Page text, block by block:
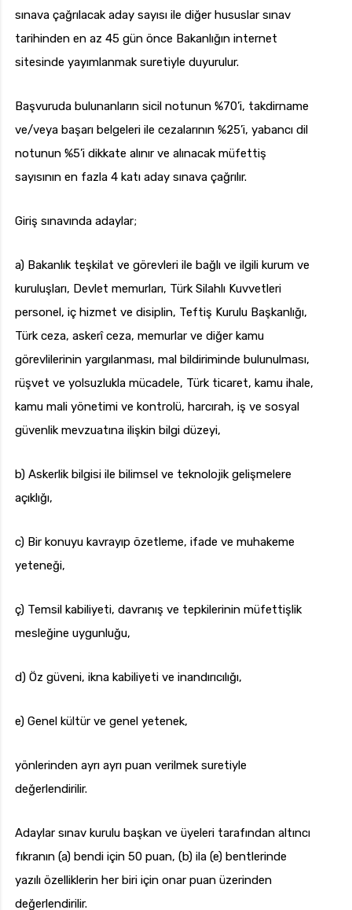
sınava çağrılacak aday sayısı ile diğer hususlar sınav
tarihinden en az 45 gün önce Bakanlığın internet
sitesinde yayımlanmak suretiyle duyurulur.
Başvuruda bulunanların sicil notunun %70’i, takdirname
ve/veya başarı belgeleri ile cezalarının %25’i, yabancı dil
notunun %5’i dikkate alınır ve alınacak müfettiş
sayısının en fazla 4 katı aday sınava çağrılır.
Giriş sınavında adaylar;
a) Bakanlık teşkilat ve görevleri ile bağlı ve ilgili kurum ve
kuruluşları, Devlet memurları, Türk Silahlı Kuvvetleri
personel, iç hizmet ve disiplin, Teftiş Kurulu Başkanlığı,
Türk ceza, askerî ceza, memurlar ve diğer kamu
görevlilerinin yargılanması, mal bildiriminde bulunulması,
rüşvet ve yolsuzlukla mücadele, Türk ticaret, kamu ihale,
kamu mali yönetimi ve kontrolü, harcırah, iş ve sosyal
güvenlik mevzuatına ilişkin bilgi düzeyi,
b) Askerlik bilgisi ile bilimsel ve teknolojik gelişmelere
açıklığı,
c) Bir konuyu kavrayıp özetleme, ifade ve muhakeme
yeteneği,
ç) Temsil kabiliyeti, davranış ve tepkilerinin müfettişlik
mesleğine uygunluğu,
d) Öz güveni, ikna kabiliyeti ve inandırıcılığı,
e) Genel kültür ve genel yetenek,
yönlerinden ayrı ayrı puan verilmek suretiyle
değerlendirilir.
Adaylar sınav kurulu başkan ve üyeleri tarafından altıncı
fıkranın (a) bendi için 50 puan, (b) ila (e) bentlerinde
yazılı özelliklerin her biri için onar puan üzerinden
değerlendirilir.